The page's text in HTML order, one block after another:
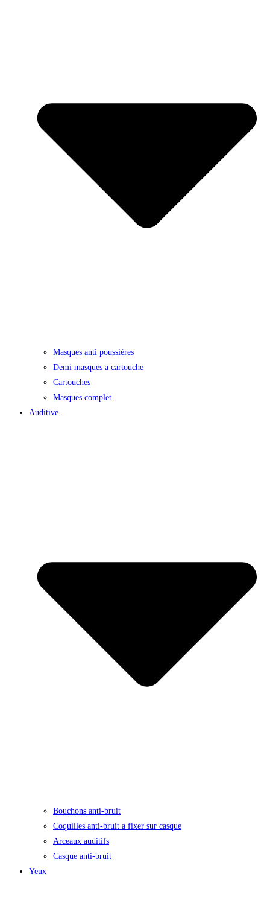
Masques anti poussières
Demi masques a cartouche
Cartouches
Masques complet
Auditive
Bouchons anti-bruit
Coquilles anti-bruit a fixer sur casque
Arceaux auditifs
Casque anti-bruit
Yeux